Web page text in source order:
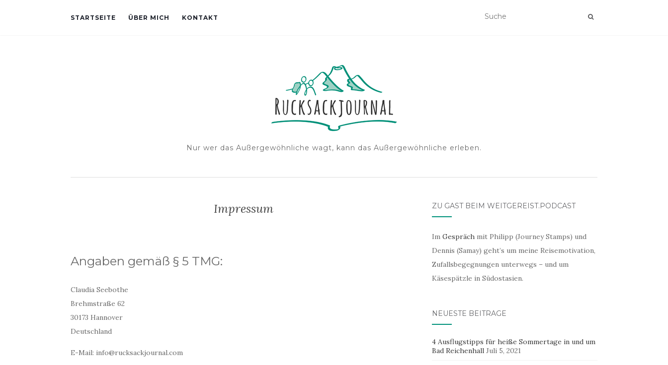
STARTSEITE ÜBER MICH KONTAKT
Nur wer das Außergewöhnliche wagt, kann das Außergewöhnliche erleben.
Impressum
Angaben gemäß § 5 TMG:
Claudia Seebothe
Brehmstraße 62
30173 Hannover
Deutschland
E-Mail: info@rucksackjournal.com
ZU GAST BEIM WEITGEREIST.PODCAST
Im Gesprächmit Philipp (Journey Stamps) und
Dennis (Samay) geht’s um meine Reisemotivation,
Zufallsbegegnungen unterwegs – und um
Käsespätzle in Südostasien.
NEUESTE BEITRÄGE
4 Ausflugstipps für heiße Sommertage in und um
Bad Reichenhall Juli 5, 2021